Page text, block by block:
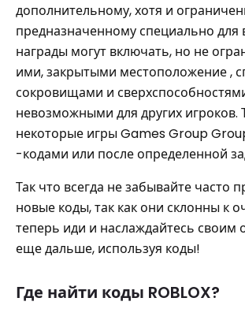
дополнительному, хотя и
предназначенному специально для
награды могут включать, но не
ими, закрытыми местоположение ,
сокровищами и
невозможными для других игроков.
некоторые игры Games Group
-кодами или после определенной
Так что всегда не забывайте часто
новые коды, так как они склонны к
теперь иди и наслаждайтесь своим
еще дальше, используя коды!
Где найти коды ROBLOX?